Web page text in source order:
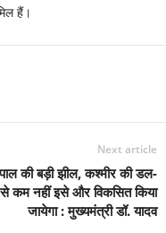
हैं।
Next article
की बड़ी झील, कश्मीर की डल-
कम नहीं इसे और विकसित किया
जायेगा : मुख्यमंत्री डॉ. यादव